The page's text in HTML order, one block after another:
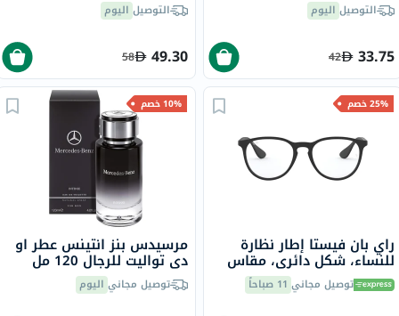
التوصيل اليوم
33.75
42
التوصيل اليوم
49.30
58
25% خصم
راي بان فيستا إطار نظارة
للنساء، شكل دائري، مقاس
51 - 5364 RX7046 توصيل مجاني 11 صباحاً
10% خصم
مرسيدس بنز انتينس عطر او ​​
دي تواليت للرجال 120 مل
توصيل مجاني اليوم